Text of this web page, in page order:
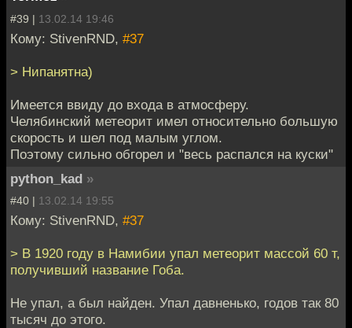
#39 | 13.02.14 19:46
Кому: StivenRND, #37
> Нипанятна)
Имеется ввиду до входа в атмосферу.
Челябинский метеорит имел относительно большую
скорость и шел под малым углом.
Поэтому сильно обгорел и "весь распался на куски"
python_kad »
#40 | 13.02.14 19:55
Кому: StivenRND, #37
> В 1920 году в Намибии упал метеорит массой 60 т,
получивший название Гоба.
Не упал, а был найден. Упал давненько, годов так 80
тысяч до этого.